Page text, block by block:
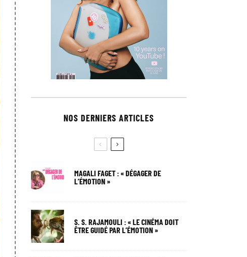
NOS DERNIERS ARTICLES
MAGALI FAGET : « DÉGAGER DE
L’ÉMOTION »
S. S. RAJAMOULI : « LE CINÉMA DOIT
ÊTRE GUIDÉ PAR L’ÉMOTION »